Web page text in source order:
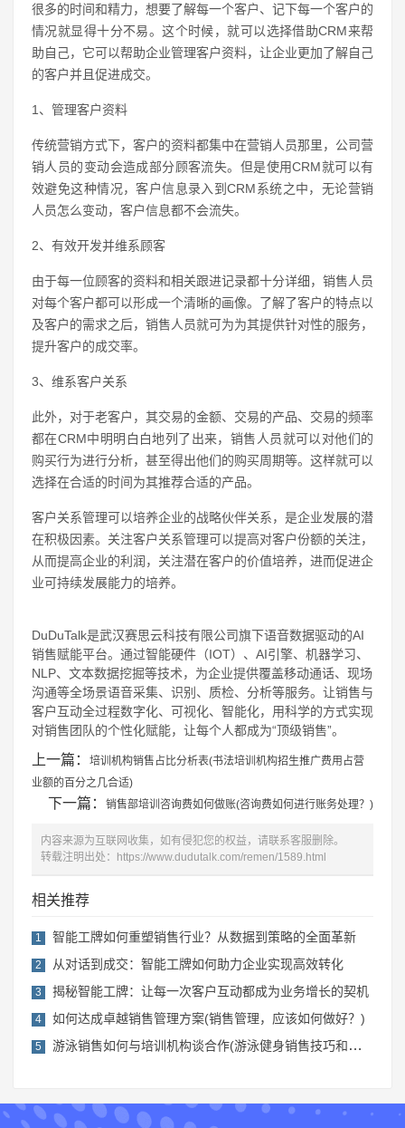
很多的时间和精力，想要了解每一个客户、记下每一个客户的
情况就显得十分不易。这个时候，就可以选择借助CRM来帮
助自己，它可以帮助企业管理客户资料，让企业更加了解自己
的客户并且促进成交。
1、管理客户资料
传统营销方式下，客户的资料都集中在营销人员那里，公司营
销人员的变动会造成部分顾客流失。但是使用CRM就可以有
效避免这种情况，客户信息录入到CRM系统之中，无论营销
人员怎么变动，客户信息都不会流失。
2、有效开发并维系顾客
由于每一位顾客的资料和相关跟进记录都十分详细，销售人员
对每个客户都可以形成一个清晰的画像。了解了客户的特点以
及客户的需求之后，销售人员就可为为其提供针对性的服务，
提升客户的成交率。
3、维系客户关系
此外，对于老客户，其交易的金额、交易的产品、交易的频率
都在CRM中明明白白地列了出来，销售人员就可以对他们的
购买行为进行分析，甚至得出他们的购买周期等。这样就可以
选择在合适的时间为其推荐合适的产品。
客户关系管理可以培养企业的战略伙伴关系，是企业发展的潜
在积极因素。关注客户关系管理可以提高对客户份额的关注，
从而提高企业的利润，关注潜在客户的价值培养，进而促进企
业可持续发展能力的培养。
DuDuTalk是武汉赛思云科技有限公司旗下语音数据驱动的AI
销售赋能平台。通过智能硬件（IOT）、AI引擎、机器学习、
NLP、文本数据挖掘等技术，为企业提供覆盖移动通话、现场
沟通等全场景语音采集、识别、质检、分析等服务。让销售与
客户互动全过程数字化、可视化、智能化，用科学的方式实现
对销售团队的个性化赋能，让每个人都成为“顶级销售”。
上一篇：
培训机构销售占比分析表(书法培训机构招生推广费用占营
业额的百分之几合适)
下一篇： 销售部培训咨询费如何做账(咨询费如何进行账务处理？)
内容来源为互联网收集，如有侵犯您的权益，请联系客服删除。
转载注明出处： https://www.dudutalk.com/remen/1589.html
相关推荐
1 智能工牌如何重塑销售行业？从数据到策略的全面革新
2 从对话到成交：智能工牌如何助力企业实现高效转化
3 揭秘智能工牌：让每一次客户互动都成为业务增长的契机
4 如何达成卓越销售管理方案(销售管理，应该如何做好？)
5 游泳销售如何与培训机构谈合作(游泳健身销售技巧和话术)